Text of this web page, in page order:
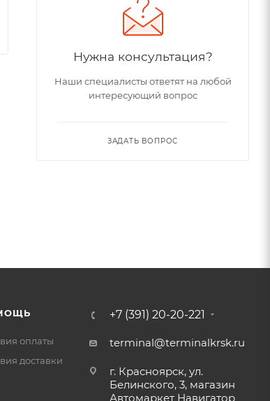
Нужна консультация?
Наши специалисты ответят на любой
интересующий вопрос
ЗАДАТЬ ВОПРОС
оплаты
доставки
+7 (391) 20-20-221
terminal@terminalkrsk.ru
г. Красноярск, ул.
Белинского, 3, магазин
Автомаркет Навигатор